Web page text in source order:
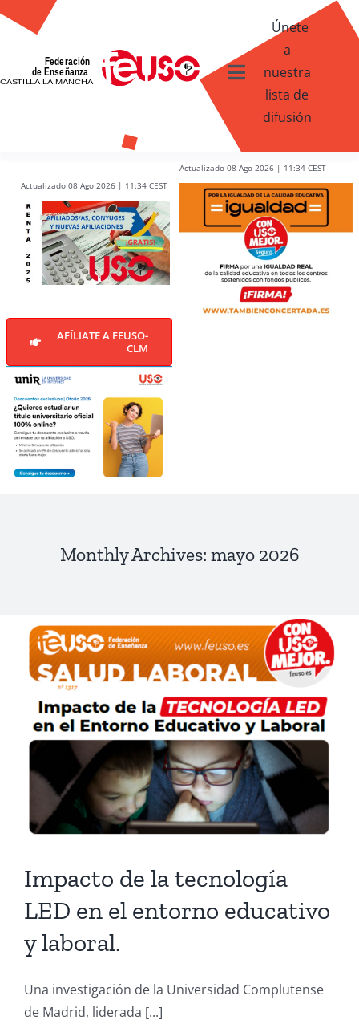
Skip
content
Toggle
Navigation
Contacto
Únete
a
nuestra
lista de
difusión
Actualizado 08 Ago 2026 | 11:34 CEST
Actualizado 08 Ago 2026 | 11:34 CEST
AFÍLIATE A FEUSO-
CLM
Monthly Archives: mayo 2026
Impacto de la tecnología
LED en el entorno educativo
y laboral.
Una investigación de la Universidad Complutense
de Madrid, liderada [...]